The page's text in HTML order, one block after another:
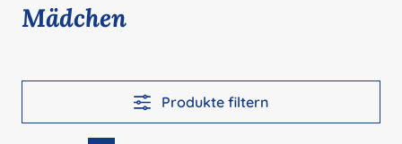
Mädchen
Produkte filtern